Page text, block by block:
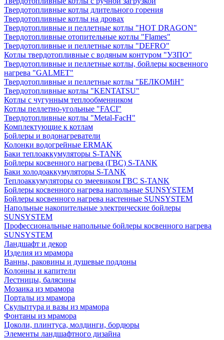
Твердотопливные котлы длительного горения
Твердотопливные котлы на дровах
Твердотопливные и пеллетные котлы "HOT DRAGON"
Твердотопливные отопительные котлы "Flames"
Твердотопливные и пеллетные котлы "DEFRO"
Котлы твердотопливные с водяным контуром "УЗПО"
Твердотопливные и пеллетные котлы, бойлеры косвенного
нагрева "GALMET"
Твердотопливные и пеллетные котлы "БЕЛКОМiН"
Твердотопливные котлы "KENTATSU"
Котлы с чугунным теплообменником
Котлы пеллетно-угольные "FACI"
Твердотопливные котлы "Metal-FacH"
Комплектующие к котлам
Бойлеры и водонагреватели
Колонки водогрейные ERMAK
Баки теплоаккумуляторы S-TANK
Бойлеры косвенного нагрева (ГВС) S-TANK
Баки холодоаккумуляторы S-TANK
Теплоаккумуляторы со змеевиком ГВС S-TANK
Бойлеры косвенного нагрева напольные SUNSYSTEM
Бойлеры косвенного нагрева настенные SUNSYSTEM
Напольные накопительные электрические бойлеры
SUNSYSTEM
Профессиональные напольные бойлеры косвенного нагрева
SUNSYSTEM
Ландшафт и декор
Изделия из мрамора
Ванны, раковины и душевые поддоны
Колонны и капители
Лестницы, балясины
Мозаика из мрамора
Порталы из мрамора
Скульптура и вазы из мрамора
Фонтаны из мрамора
Цоколи, плинтуса, молдинги, бордюры
Элементы ландшафтного дизайна